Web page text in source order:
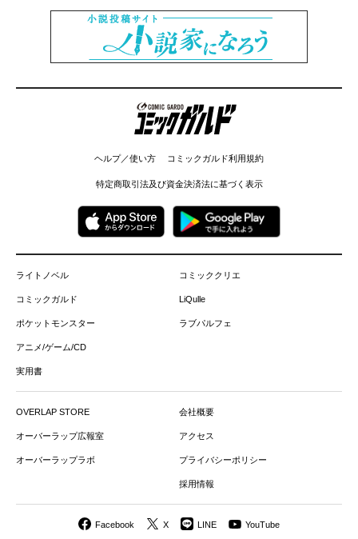
コミックガルド
ヘルプ／使い方 コミックガルド利用規約
特定商取引法及び資金決済法に基づく表示
ライトノベル
コミックガルド
ポケットモンスター
アニメ/ゲーム/CD
実用書
コミッククリエ
LiQulle
ラブパルフェ
OVERLAP STORE
オーバーラップ広報室
オーバーラップラボ
会社概要
アクセス
プライバシーポリシー
採用情報
Facebook X LINE YouTube